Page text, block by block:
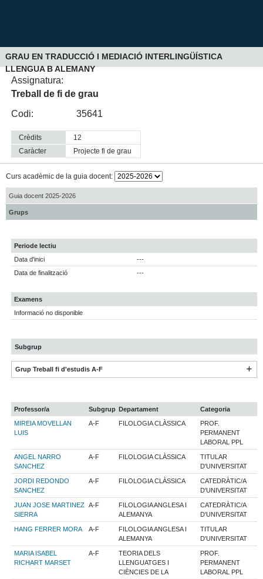
GRAU EN TRADUCCIÓ I MEDIACIÓ INTERLINGÜÍSTICA
LLENGUA B ALEMANY
Assignatura:
Treball de fi de grau
Codi:
35641
Crèdits
12
Caràcter
projecte fi de grau
Curs acadèmic de la guia docent:
Guia docent 2025-2026
Grups
Periode lectiu
Data d'inici
---
Data de finalització
---
Examens
Informació no disponible
Subgrup
Grup Treball fi d'estudis A-F
Professor/a Subgrup Departament
Categoria
MIREIA MOVELLAN
LUIS
A-F FILOLOGIA CLÀSSICA
PROF.
PERMANENT
LABORAL PPL
ANGEL NARRO
SANCHEZ
A-F FILOLOGIA CLÀSSICA
TITULAR
D'UNIVERSITAT
JORDI REDONDO
SANCHEZ
A-F FILOLOGIA CLÀSSICA
CATEDRÀTIC/A
D'UNIVERSITAT
JUAN JOSE MARTINEZ
SIERRA
A-F
FILOLOGIA ANGLESA I
ALEMANYA
CATEDRÀTIC/A
D'UNIVERSITAT
HANG FERRER MORA A-F
FILOLOGIA ANGLESA I
ALEMANYA
TITULAR
D'UNIVERSITAT
MARIA ISABEL
RICHART MARSET
A-F
TEORIA DELS
LLENGUATGES I
CIÈNCIES DE LA
PROF.
PERMANENT
LABORAL PPL